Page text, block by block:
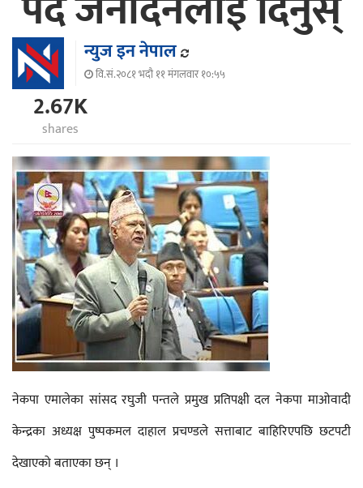
न्युज इन नेपाल
वि.सं.२०८१ भदौ ११ मंगलवार १०:५५
2.67K
shares
नेकपा एमालेका सांसद रघुजी पन्तले प्रमुख प्रतिपक्षी दल नेकपा माओवादी
केन्द्रका अध्यक्ष पुष्पकमल दाहाल प्रचण्डले सत्ताबाट बाहिरिएपछि छटपटी
देखाएको बताएका छन् ।